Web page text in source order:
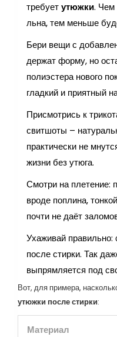
требуетутюжки. Чем
льна, тем меньше
Бери вещи с
держат форму, но
полиэстера нового
гладкий и приятный
Присмотрись к
свитшоты –
практически не
жизни без утюга.
Смотри на плетение:
вроде поплина,
почти не даёт
Ухаживай
после стирки. Так
выпрямляется под
Вот, для примера,
утюжки после стирки:
Материал